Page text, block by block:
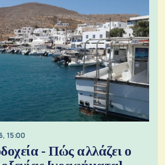
15:00
- Πώς αλλάζει ο